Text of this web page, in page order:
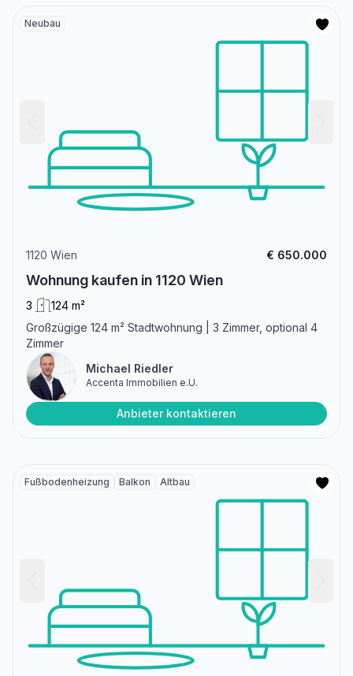
Neubau
1120 Wien € 650.000
Wohnung kaufen in 1120 Wien
3
124 m²
Großzügige 124 m² Stadtwohnung | 3 Zimmer, optional 4
Zimmer
Michael Riedler
Accenta Immobilien e.U.
Anbieter kontaktieren
Fußbodenheizung Balkon Altbau